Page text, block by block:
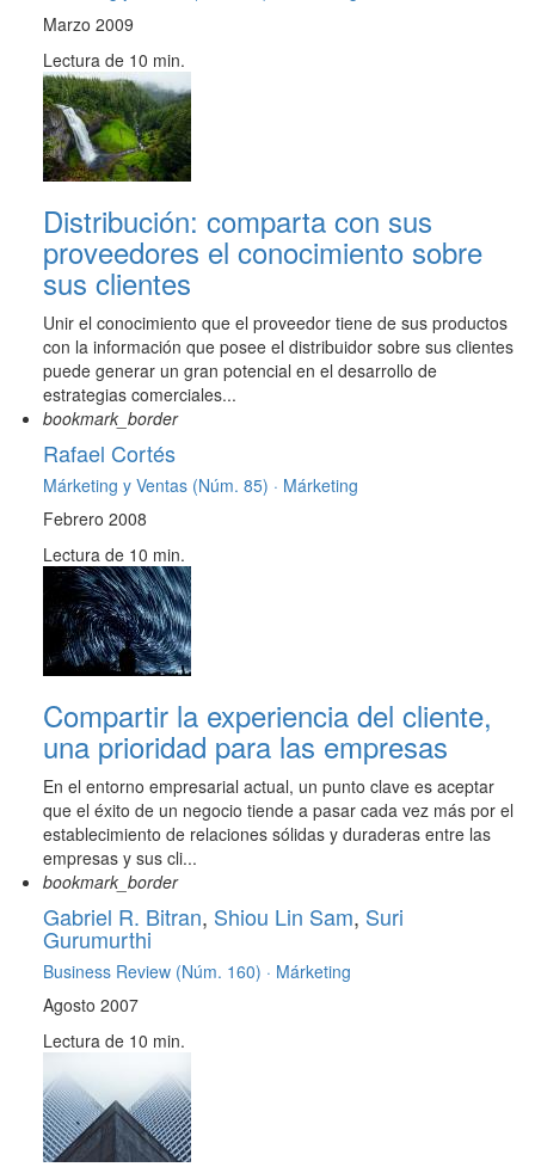
Marzo 2009
Lectura de 10 min.
Distribución: comparta con sus
proveedores el conocimiento sobre
sus clientes
Unir el conocimiento que el proveedor tiene de sus productos
con la información que posee el distribuidor sobre sus clientes
puede generar un gran potencial en el desarrollo de
estrategias comerciales...
bookmark_border
Rafael Cortés
Márketing y Ventas (Núm. 85) · Márketing
Febrero 2008
Lectura de 10 min.
Compartir la experiencia del cliente,
una prioridad para las empresas
En el entorno empresarial actual, un punto clave es aceptar
que el éxito de un negocio tiende a pasar cada vez más por el
establecimiento de relaciones sólidas y duraderas entre las
empresas y sus cli...
bookmark_border
Gabriel R. Bitran, Shiou Lin Sam, Suri
Gurumurthi
Business Review (Núm. 160) · Márketing
Agosto 2007
Lectura de 10 min.